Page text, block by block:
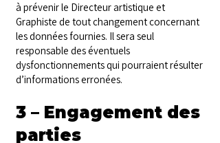
à prévenir le Directeur artistique et
Graphiste de tout changement concernant
les données fournies. Il sera seul
responsable des éventuels
dysfonctionnements qui pourraient résulter
d’informations erronées.
3 – Engagement des
parties